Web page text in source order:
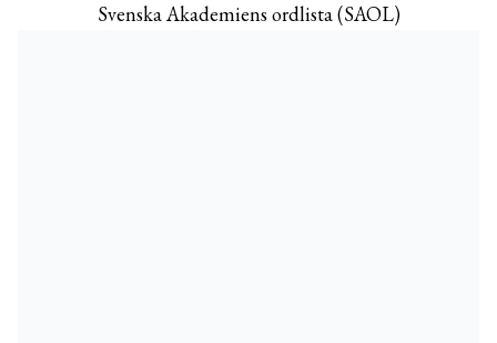
Svenska Akademiens ordlista (SAOL)